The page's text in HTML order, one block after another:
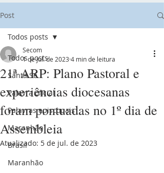
Post
Todos posts
Santa Sé
Palavra oficial
Palavras episcopais
Maranhão
Brasil
Maranhão
Todos posts
21ª ARP: Plano Pastoral e
experiências diocesanas
foram pontuadas no 1º dia de
Assembleia
Secom
1 de jul. de 2023 4 min de leitura
Atualizado: 5 de jul. de 2023